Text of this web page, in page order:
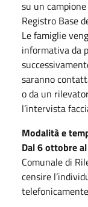
su un
Registro Base
Le famiglie
informativa da
saranno
o da un
l’intervista
Modalità e
Dal 6 ottobre
Comunale di
censire
telefonicamente